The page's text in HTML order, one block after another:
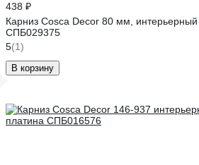
438 ₽
Карниз Cosca Decor 80 мм, интерьерный
СПБ029375
5(1)
В корзину